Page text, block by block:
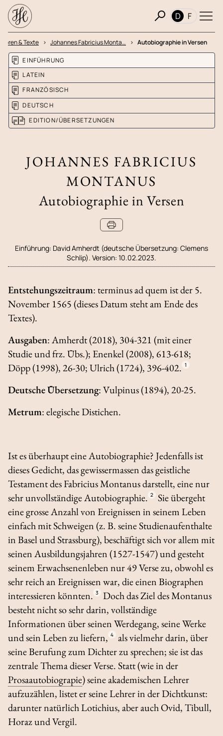
D F
& Texte Johannes Fabricius Monta… Autobiographie in Versen
EINFÜHRUNG
LATEIN
FRANZÖSISCH
DEUTSCH
EDITION/ÜBERSETZUNGEN
JOHANNES FABRICIUS
MONTANUS
Autobiographie in Versen
Einführung: David Amherdt (deutsche Übersetzung: Clemens
Schlip). Version: 10.02.2023.
Entstehungszeitraum:terminus ad quemist der 5.
November 1565 (dieses Datum steht am Ende des
Textes).
Ausgaben: Amherdt (2018), 304-321 (mit einer
Studie und frz. Übs.); Enenkel (2008), 613-618;
Döpp (1998), 26-30; Ulrich (1724), 396-402. 1
Deutsche Übersetzung: Vulpinus (1894), 20-25.
Metrum: elegische Distichen.
Ist es überhaupt eine Autobiographie? Jedenfalls ist
dieses Gedicht, das gewissermassen das geistliche
Testament des Fabricius Montanus darstellt, eine nur
sehr unvollständige Autobiographie. 2
Sie übergeht
eine grosse Anzahl von Ereignissen in seinem Leben
einfach mit Schweigen (z. B. seine Studienaufenthalte
in Basel und Strassburg), beschäftigt sich vor allem mit
seinen Ausbildungsjahren (1527-1547) und gesteht
seinem Erwachsenenleben nur 49 Verse zu, obwohl es
sehr reich an Ereignissen war, die einen Biographen
interessieren könnten. 3
Doch das Ziel des Montanus
besteht nicht so sehr darin, vollständige
Informationen über seinen Werdegang, seine Werke
und sein Leben zu liefern, 4
als vielmehr darin, über
seine Berufung zum Dichter zu sprechen; sie ist das
zentrale Thema dieser Verse. Statt (wie in der
Prosaautobiograpie) seine akademischen Lehrer
aufzuzählen, listet er seine Lehrer in der Dichtkunst:
darunter natürlich Lotichius, aber auch Ovid, Tibull,
Horaz und Vergil.